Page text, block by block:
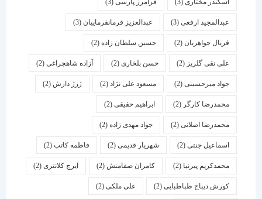
اسكندر مختاری (3) فرامرز پارسی(3)
عبدالمجید ارفعی(3) عبدالعزیز فرمانفرماییان(3)
فریال جواهریان(2) حسین سلطان زاده(2)
علی نقی گلریز(2) حسن بلخاری(2) آزاده شاهچراغی(2)
جواد میرحسینی(2) مسعود علی نژاد(2) ژرژ دارش (2)
محمدرضا کارگر(2) ابراهیم حقیقی(2)
محمدرضا اصلانی(2) جواد مهدی زاده(2)
اسماعیل جنتی(2) شهریار قدیمی(2) فاطمه کاتب(2)
محمدکریم پیرنیا (2) کامران صفامنش(2) ایرج کلانتری (2)
کورش دیباج طباطبایی(2) علی ملکی(2)